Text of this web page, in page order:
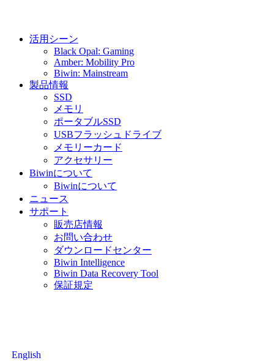
活用シーン
Black Opal: Gaming
Amber: Mobility Pro
Biwin: Mainstream
製品情報
SSD
メモリ
ポータブルSSD
USBフラッシュドライブ
メモリーカード
アクセサリー
Biwinについて
Biwinについて
ニュース
サポート
販売店情報
お問い合わせ
ダウンロードセンター
Biwin Intelligence
Biwin Data Recovery Tool
保証規定
English